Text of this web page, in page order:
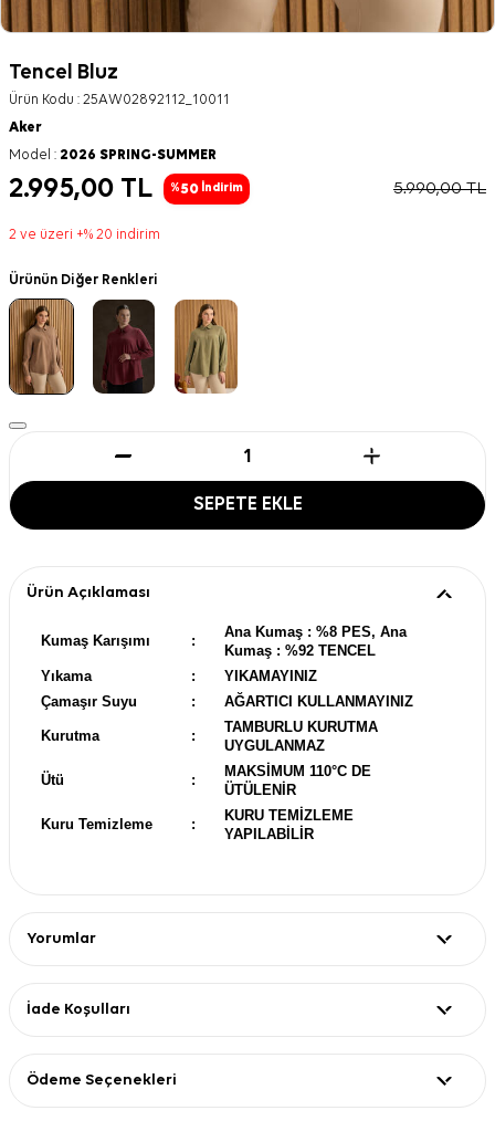
Tencel Bluz
Ürün Kodu : 25AW02892112_10011
Aker
Model : 2026 SPRING-SUMMER
2.995,00 TL %50 İndirim 5.990,00TL
2 ve üzeri +% 20 indirim
Ürünün Diğer Renkleri
SEPETE EKLE
Ürün Açıklaması
Kumaş Karışımı :
Ana Kumaş : %8 PES, Ana
Kumaş : %92 TENCEL
Yıkama
:
YIKAMAYINIZ
Çamaşır Suyu
: AĞARTICI KULLANMAYINIZ
Kurutma :
TAMBURLU KURUTMA
UYGULANMAZ
Ütü :
MAKSİMUM 110°C DE
ÜTÜLENİR
Kuru Temizleme :
KURU TEMİZLEME
YAPILABİLİR
Yorumlar
İade Koşulları
Ödeme Seçenekleri